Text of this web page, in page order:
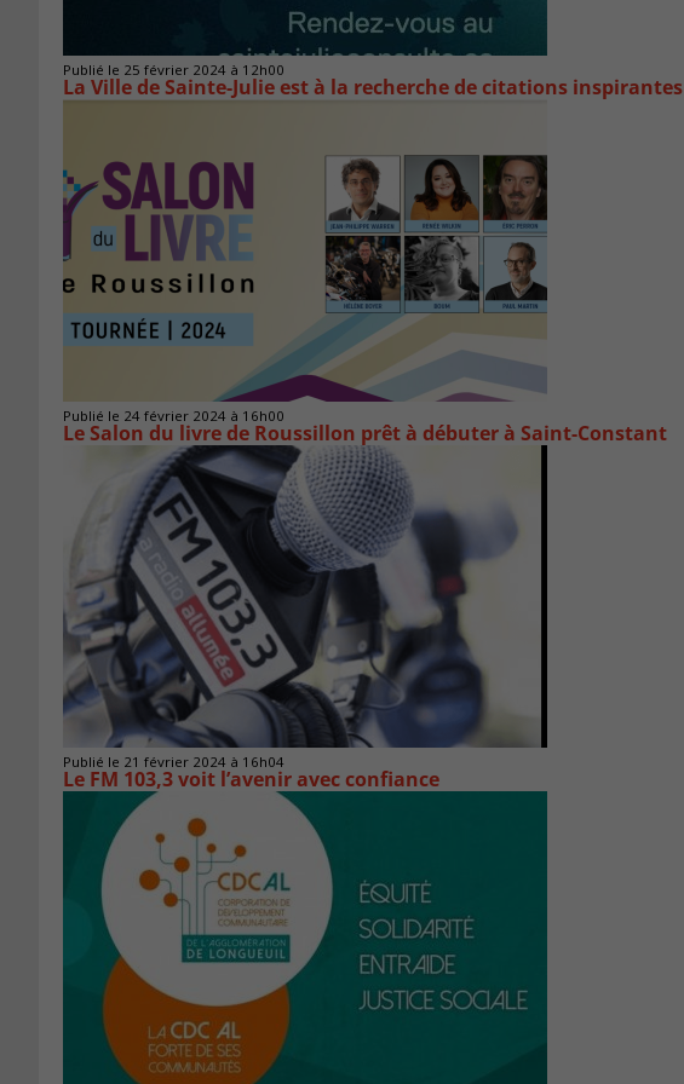
Publié le 25 février 2024 à 12h00
La Ville de Sainte-Julie est à la recherche de citations inspirantes
Publié le 24 février 2024 à 16h00
Le Salon du livre de Roussillon prêt à débuter à Saint-Constant
Publié le 21 février 2024 à 16h04
Le FM 103,3 voit l’avenir avec confiance